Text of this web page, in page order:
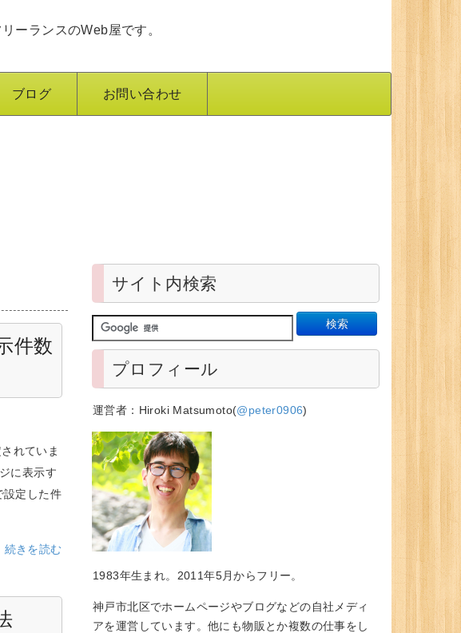
ーランスのWeb屋です。
ブログ お問い合わせ
件数
れていま
に表示す
設定した件
続きを読む
サイト内検索
プロフィール
運営者：Hiroki Matsumoto(@peter0906)
1983年生まれ。2011年5月からフリー。
神戸市北区でホームページやブログなどの自社メディ
アを運営しています。他にも物販とか複数の仕事をし